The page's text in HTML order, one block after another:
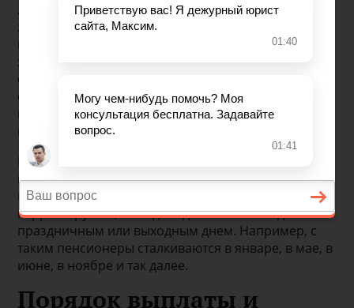
линии Пенсионного фонда осуществляют по
заранее определенному графику. При этом дата
выплаты денежных средств устанавливается в
зависимости от выбранного пенсионером
способа доставки пенсии. График зависит также и
от места проживания пенсионера, так как в
каждом регионе устанавливается свой
индивидуальный график доставки.
В некоторых случаях пенсионер может получить
пенсию раньше или позже дня, предусмотренного
графиком. Зачастую график выплаты пенсии
корректируется, если дата доставки совпадает с
праздничным или выходным днем. Например, с
таким пенсионеры сталкиваются в январе, в мае, в
июне, в ноябре и так далее.
Порядок выплаты и